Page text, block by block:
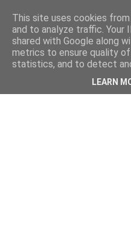
This site uses cookies
and to analyze traffic. Your
shared with Google along
metrics to ensure quality
statistics, and to detect
LEARN